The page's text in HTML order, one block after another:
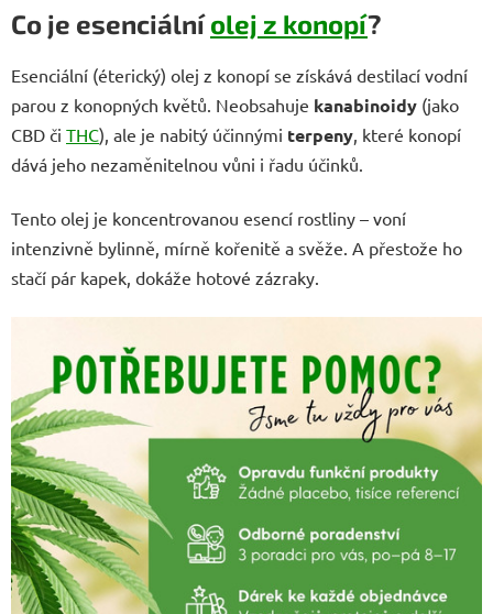
Co je esenciálníolej z konopí?
Esenciální (éterický) olej z konopí se získává destilací vodní
parou z konopných květů. Neobsahuje kanabinoidy (jako
CBD či THC), ale je nabitý účinnými terpeny, které konopí
dává jeho nezaměnitelnou vůni i řadu účinků.
Tento olej je koncentrovanou esencí rostliny – voní
intenzivně bylinně, mírně kořenitě a svěže. A přestože ho
stačí pár kapek, dokáže hotové zázraky.